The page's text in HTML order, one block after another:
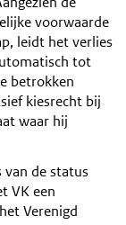
voorwaarde
leidt het verlies
tot
betrokken
kiesrecht bij
waar hij
de status
VK een
Verenigd